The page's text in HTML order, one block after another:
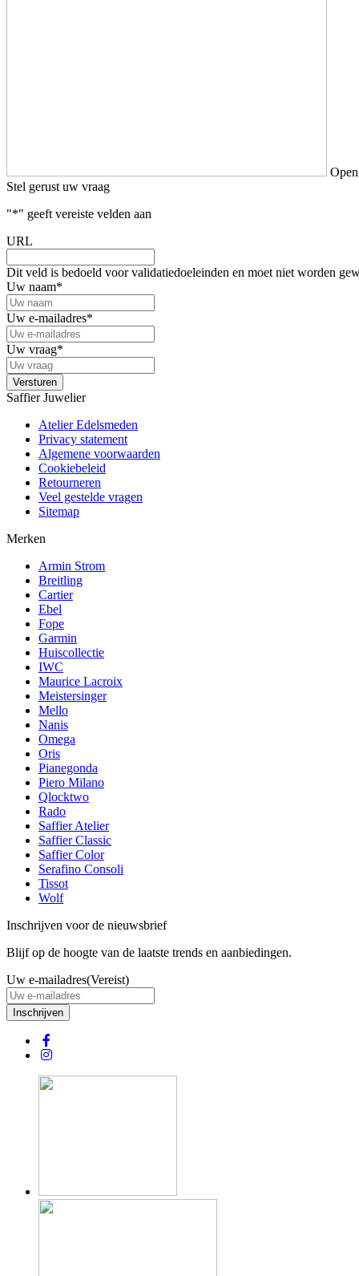
Stel gerust uw vraag
"*" geeft vereiste velden aan
URL
Dit veld is bedoeld voor validatiedoeleinden en moet niet worden
Uw naam*
Uw e-mailadres*
Uw vraag*
Saffier Juwelier
Atelier Edelsmeden
Privacy statement
Algemene voorwaarden
Cookiebeleid
Retourneren
Veel gestelde vragen
Sitemap
Merken
Armin Strom
Breitling
Cartier
Ebel
Fope
Garmin
Huiscollectie
IWC
Maurice Lacroix
Meistersinger
Mello
Nanis
Omega
Oris
Pianegonda
Piero Milano
Qlocktwo
Rado
Saffier Atelier
Saffier Classic
Saffier Color
Serafino Consoli
Tissot
Wolf
Inschrijven voor de nieuwsbrief
Blijf op de hoogte van de laatste trends en aanbiedingen.
Uw e-mailadres(Vereist)